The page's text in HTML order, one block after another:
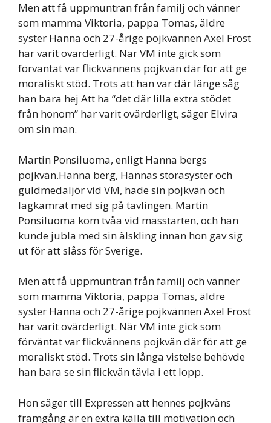
Men att få uppmuntran från familj och vänner
som mamma Viktoria, pappa Tomas, äldre
syster Hanna och 27-årige pojkvännen Axel Frost
har varit ovärderligt. När VM inte gick som
förväntat var flickvännens pojkvän där för att ge
moraliskt stöd. Trots att han var där länge såg
han bara hej Att ha “det där lilla extra stödet
från honom” har varit ovärderligt, säger Elvira
om sin man.
Martin Ponsiluoma, enligt Hanna bergs
pojkvän.Hanna berg, Hannas storasyster och
guldmedaljör vid VM, hade sin pojkvän och
lagkamrat med sig på tävlingen. Martin
Ponsiluoma kom tvåa vid masstarten, och han
kunde jubla med sin älskling innan hon gav sig
ut för att slåss för Sverige.
Men att få uppmuntran från familj och vänner
som mamma Viktoria, pappa Tomas, äldre
syster Hanna och 27-årige pojkvännen Axel Frost
har varit ovärderligt. När VM inte gick som
förväntat var flickvännens pojkvän där för att ge
moraliskt stöd. Trots sin långa vistelse behövde
han bara se sin flickvän tävla i ett lopp.
Hon säger till Expressen att hennes pojkväns
framgång är en extra källa till motivation och